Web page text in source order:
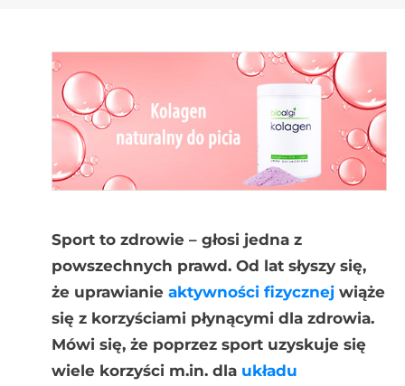
Sport to zdrowie – głosi jedna z
powszechnych prawd. Od lat słyszy się,
że uprawianie aktywności fizycznejwiąże
się z korzyściami płynącymi dla zdrowia.
Mówi się, że poprzez sport uzyskuje się
wiele korzyści m.in. dla układu